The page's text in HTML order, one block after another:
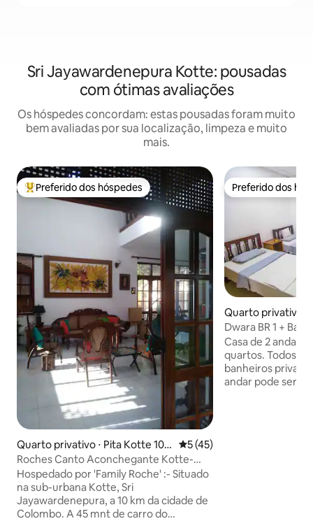
Sri Jayawardenepura Kotte: pousadas
com ótimas avaliações
Os hóspedes concordam: estas pousadas foram muito
bem avaliadas por sua localização, limpeza e muito
mais.
Entre os melhores preferidos dos hóspedes
Preferido dos hóspedes
Quarto privativo ⋅ Pita Kotte 101
00
5 de uma avaliação média
5 (45)
Roches Canto Aconchegante Kotte-
Colombo B&B R1 Uper Level
Hospedado por 'Family Roche' :- Situado
na sub-urbana Kotte, Sri
Jayawardenepura, a 10 km da cidade de
Colombo. A 45 mnt de carro do
Preferido dos
Preferido dos
Quarto privativo ⋅
Dwara BR 1 +
quente日本語可
Casa de 2
quartos. Todos
banheiros
andar pode ser